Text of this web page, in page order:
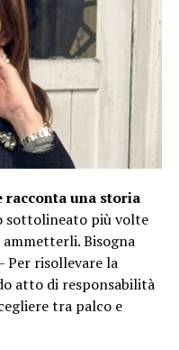
racconta una storia
sottolineato più volte
Bisogna
Per risollevare la
atto di responsabilità
tra palco e